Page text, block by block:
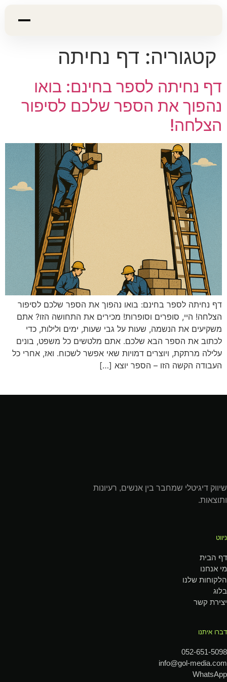
קטגוריה: דף נחיתה
דף נחיתה לספר בחינם: בואו
נהפוך את הספר שלכם לסיפור
הצלחה!
דף נחיתה לספר בחינם: בואו נהפוך את הספר שלכם לסיפור
הצלחה! היי, סופרים וסופרות! מכירים את התחושה הזו? אתם
משקיעים את הנשמה, שעות על גבי שעות, ימים ולילות, כדי
לכתוב את הספר הבא שלכם. אתם מלטשים כל משפט, בונים
עלילה מרתקת, ויוצרים דמויות שאי אפשר לשכוח. ואז, אחרי כל
העבודה הקשה הזו – הספר יוצא […]
שיווק דיגיטלי שמחבר בין אנשים, רעיונות
ותוצאות.
ניווט
דף הבית
מי אנחנו
הלקוחות שלנו
בלוג
יצירת קשר
דברו איתנו
052-651-5098
info@gol-media.com
WhatsApp